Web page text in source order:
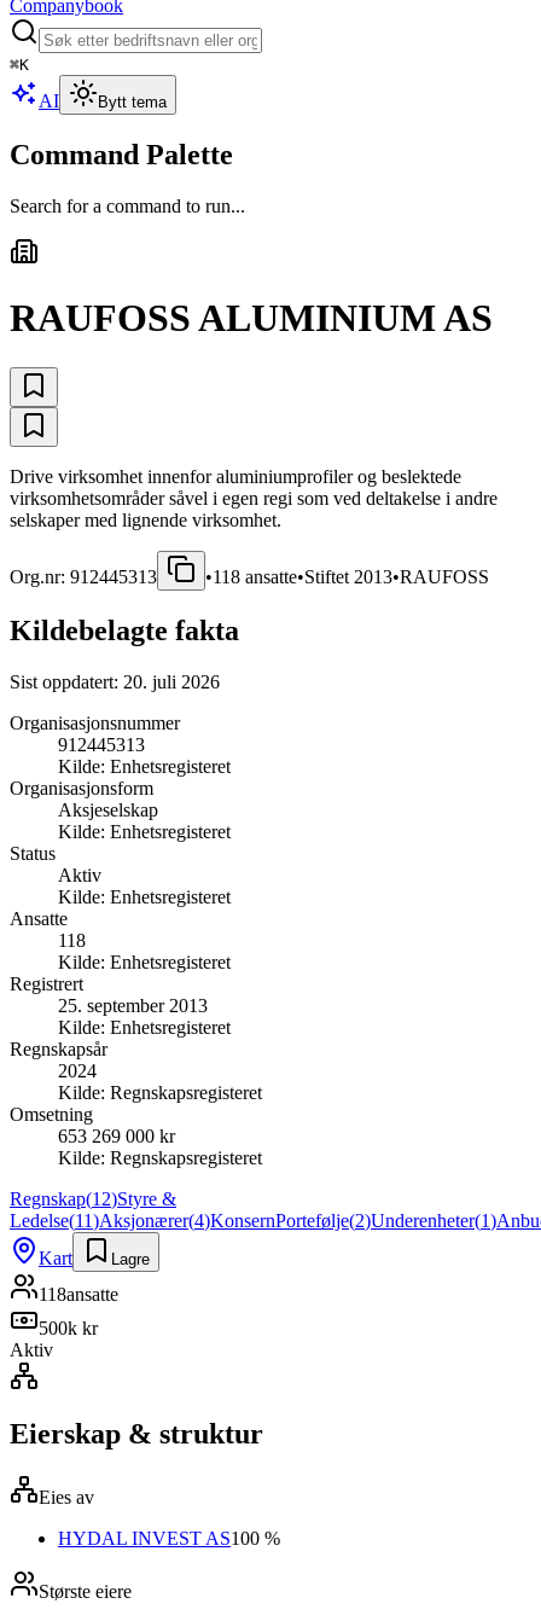
Companybook
⌘K
AI Bytt tema
Command Palette
Search for a command to run...
RAUFOSS ALUMINIUM AS
Drive virksomhet innenfor aluminiumprofiler og beslektede
virksomhetsområder såvel i egen regi som ved deltakelse i andre
selskaper med lignende virksomhet.
Org.nr: 912445313 •118 ansatte•Stiftet 2013•RAUFOSS
Kildebelagte fakta
Sist oppdatert: 20. juli 2026
Organisasjonsnummer
912445313
Kilde: Enhetsregisteret
Organisasjonsform
Aksjeselskap
Kilde: Enhetsregisteret
Status
Aktiv
Kilde: Enhetsregisteret
Ansatte
118
Kilde: Enhetsregisteret
Registrert
25. september 2013
Kilde: Enhetsregisteret
Regnskapsår
2024
Kilde: Regnskapsregisteret
Omsetning
653 269 000 kr
Kilde: Regnskapsregisteret
Regnskap(12)Styre &
Ledelse(11)Aksjonærer(4)KonsernPortefølje(2)Underenheter(1)
Kart
Lagre
118ansatte
500k kr
Aktiv
Eierskap & struktur
Eies av
HYDAL INVEST AS100 %
Største eiere